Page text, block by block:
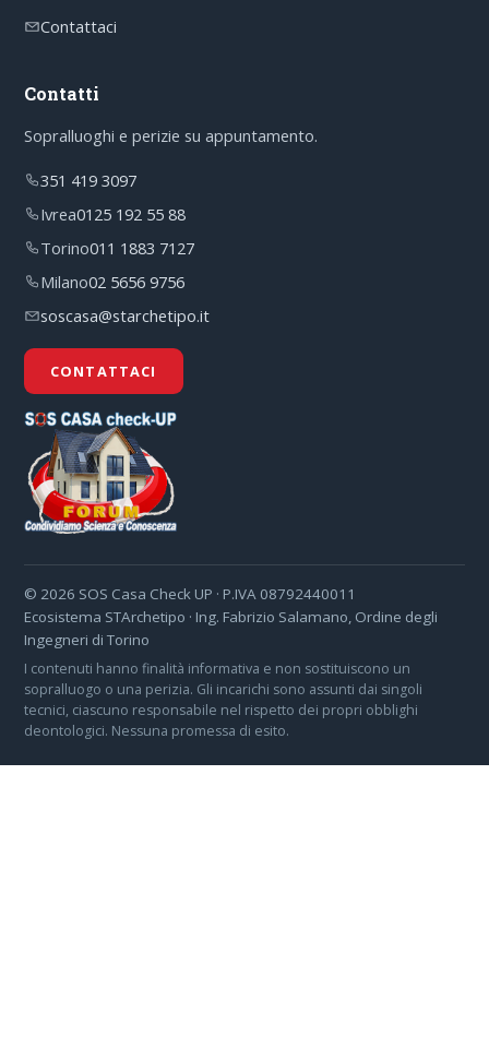
Contattaci
Contatti
Sopralluoghi e perizie su appuntamento.
351 419 3097
Ivrea0125 192 55 88
Torino011 1883 7127
Milano02 5656 9756
soscasa@starchetipo.it
CONTATTACI
© 2026 SOS Casa Check UP · P.IVA 08792440011
Ecosistema STArchetipo · Ing. Fabrizio Salamano, Ordine degli
Ingegneri di Torino
I contenuti hanno finalità informativa e non sostituiscono un
sopralluogo o una perizia. Gli incarichi sono assunti dai singoli
tecnici, ciascuno responsabile nel rispetto dei propri obblighi
deontologici. Nessuna promessa di esito.